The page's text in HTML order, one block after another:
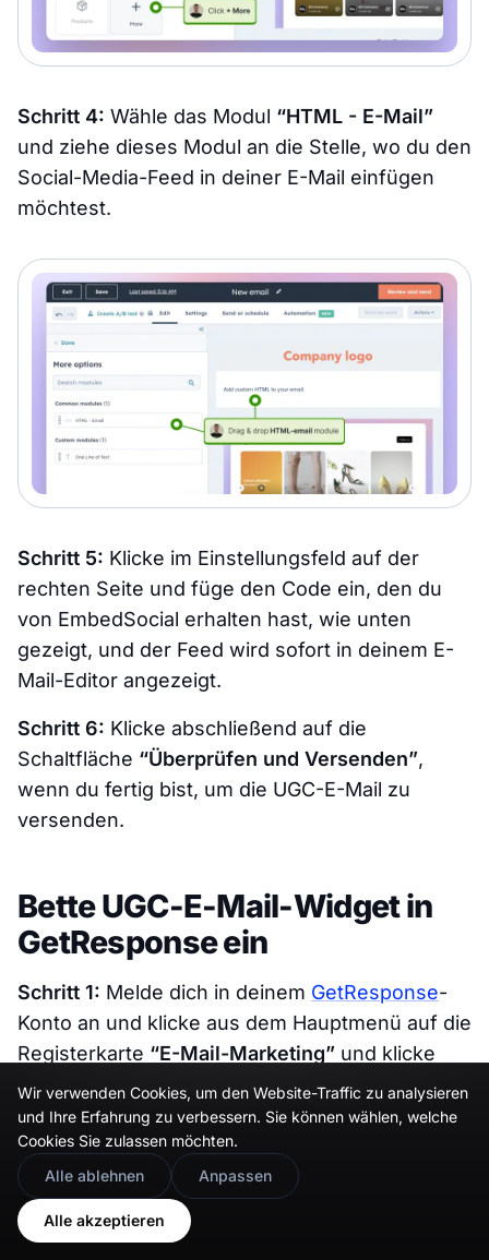
Schritt 4: Wähle das Modul “HTML - E-Mail”
und ziehe dieses Modul an die Stelle, wo du den
Social-Media-Feed in deiner E-Mail einfügen
möchtest.
Schritt 5: Klicke im Einstellungsfeld auf der
rechten Seite und füge den Code ein, den du
von EmbedSocial erhalten hast, wie unten
gezeigt, und der Feed wird sofort in deinem E-
Mail-Editor angezeigt.
Schritt 6: Klicke abschließend auf die
Schaltfläche “Überprüfen und Versenden”,
wenn du fertig bist, um die UGC-E-Mail zu
versenden.
Bette UGC-E-Mail-Widget in
GetResponse ein
Schritt 1: Melde dich in deinem GetResponse-
Konto an und klicke aus dem Hauptmenü auf die
Registerkarte “E-Mail-Marketing” und klicke
dann auf“Newsletter erstellen”.
Schritt 2: Klicke im E-Mail-Editor im Abschnitt
Standardblöckeauf der rechten Seite auf den
BlockCustom HTMLund ziehe diesen an die
Position, wo du den Social-Media-Feed
Wir verwenden Cookies, um den Website-Traffic zu analysieren
und Ihre Erfahrung zu verbessern. Sie können wählen, welche
Cookies Sie zulassen möchten.
Alle ablehnen
Anpassen
Alle akzeptieren
🇬🇧 Would you prefer this site in English?
View in English